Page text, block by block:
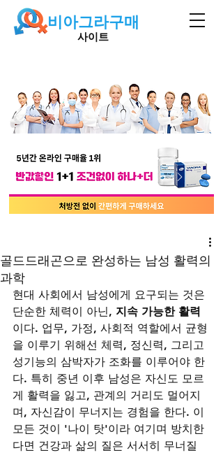
비아그라구매
사이트
골드드래곤으로 완성하는 남성 활력의
과학
현대 사회에서 남성에게 요구되는 것은
단순한 체력이 아닌, 지속 가능한 활력
이다. 업무, 가정, 사회적 역할에서 균형
을 이루기 위해선 체력, 정신력, 그리고
성기능의 삼박자가 조화를 이루어야 한
다. 특히 중년 이후 남성은 자신도 모르
게 활력을 잃고, 관계의 거리도 멀어지
며, 자신감이 무너지는 경험을 한다. 이
모든 것이 '나이 탓'이라 여기며 방치한
다면 건강과 삶의 질은 서서히 무너질